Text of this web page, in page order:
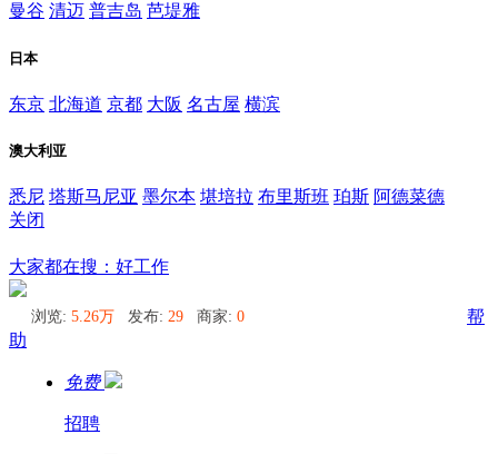
曼谷 清迈 普吉岛 芭堤雅
日本
东京 北海道 京都 大阪 名古屋 横滨
澳大利亚
悉尼 塔斯马尼亚 墨尔本 堪培拉 布里斯班 珀斯 阿德菜德
关闭
大家都在搜：好工作
浏览: 5.26万 发布: 29 商家: 0
帮
助
免费
招聘